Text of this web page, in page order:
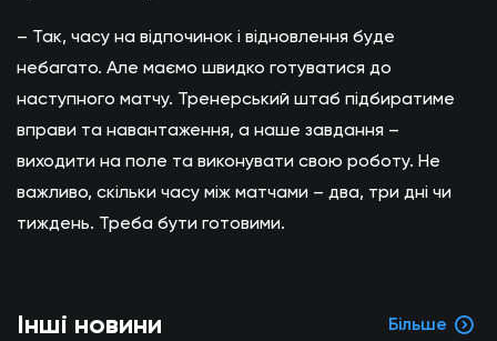
– Так, часу на відпочинок і відновлення буде
небагато. Але маємо швидко готуватися до
наступного матчу. Тренерський штаб підбиратиме
вправи та навантаження, а наше завдання –
виходити на поле та виконувати свою роботу. Не
важливо, скільки часу між матчами – два, три дні чи
тиждень. Треба бути готовими.
Інші новини Більше